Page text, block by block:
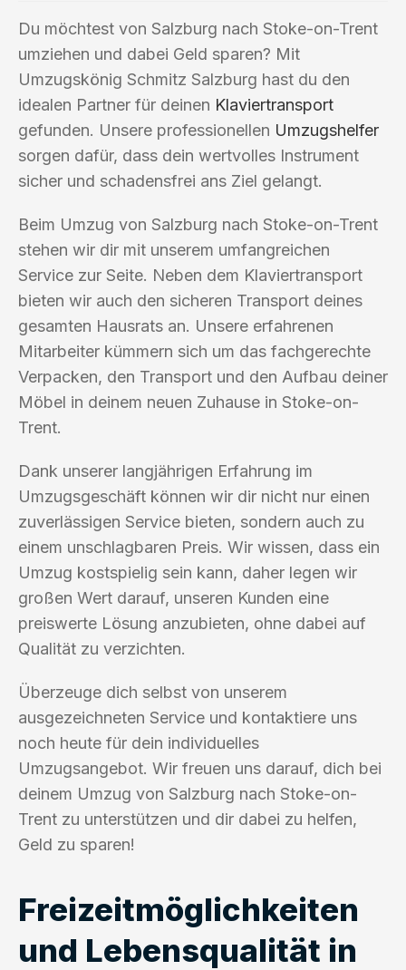
Du möchtest von Salzburg nach Stoke-on-Trent
umziehen und dabei Geld sparen? Mit
Umzugskönig Schmitz Salzburg hast du den
idealen Partner für deinen Klaviertransport
gefunden. Unsere professionellen Umzugshelfer
sorgen dafür, dass dein wertvolles Instrument
sicher und schadensfrei ans Ziel gelangt.
Beim Umzug von Salzburg nach Stoke-on-Trent
stehen wir dir mit unserem umfangreichen
Service zur Seite. Neben dem Klaviertransport
bieten wir auch den sicheren Transport deines
gesamten Hausrats an. Unsere erfahrenen
Mitarbeiter kümmern sich um das fachgerechte
Verpacken, den Transport und den Aufbau deiner
Möbel in deinem neuen Zuhause in Stoke-on-
Trent.
Dank unserer langjährigen Erfahrung im
Umzugsgeschäft können wir dir nicht nur einen
zuverlässigen Service bieten, sondern auch zu
einem unschlagbaren Preis. Wir wissen, dass ein
Umzug kostspielig sein kann, daher legen wir
großen Wert darauf, unseren Kunden eine
preiswerte Lösung anzubieten, ohne dabei auf
Qualität zu verzichten.
Überzeuge dich selbst von unserem
ausgezeichneten Service und kontaktiere uns
noch heute für dein individuelles
Umzugsangebot. Wir freuen uns darauf, dich bei
deinem Umzug von Salzburg nach Stoke-on-
Trent zu unterstützen und dir dabei zu helfen,
Geld zu sparen!
Freizeitmöglichkeiten
und Lebensqualität in